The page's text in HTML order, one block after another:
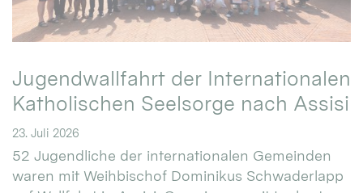
Jugendwallfahrt der Internationalen
Katholischen Seelsorge nach Assisi
23. Juli 2026
52 Jugendliche der internationalen Gemeinden
waren mit Weihbischof Dominikus Schwaderlapp